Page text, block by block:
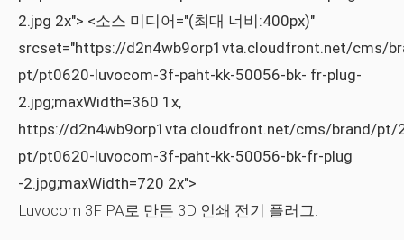
2.jpg 2x"> <소스 미디어="(최대 너비:400px)"
srcset="https://d2n4wb9orp1vta.cloudfront.net/cms/
pt/pt0620-luvocom-3f-paht-kk-50056-bk- fr-plug-
2.jpg;maxWidth=360 1x,
https://d2n4wb9orp1vta.cloudfront.net/cms/brand/pt/
pt/pt0620-luvocom-3f-paht-kk-50056-bk-fr-plug
-2.jpg;maxWidth=720 2x">
Luvocom 3F PA로 만든 3D 인쇄 전기 플러그.